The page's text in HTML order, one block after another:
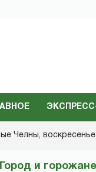
Челны,
Город и горожане